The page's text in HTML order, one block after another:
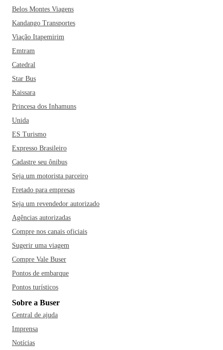
Belos Montes Viagens
Kandango Transportes
Viação Itapemirim
Emtram
Catedral
Star Bus
Kaissara
Princesa dos Inhamuns
Unida
ES Turismo
Expresso Brasileiro
Cadastre seu ônibus
Seja um motorista parceiro
Fretado para empresas
Seja um revendedor autorizado
Agências autorizadas
Compre nos canais oficiais
Sugerir uma viagem
Compre Vale Buser
Pontos de embarque
Pontos turísticos
Sobre a Buser
Central de ajuda
Imprensa
Notícias